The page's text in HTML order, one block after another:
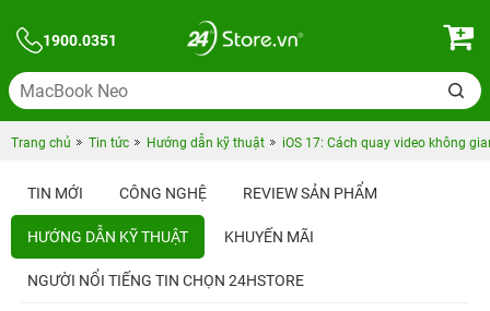
1900.0351
Trang chủ Tin tức Hướng dẫn kỹ thuật iOS 17: Cách quay video không
TIN MỚI CÔNG NGHỆ REVIEW SẢN PHẨM
HƯỚNG DẪN KỸ THUẬT KHUYẾN MÃI
NGƯỜI NỔI TIẾNG TIN CHỌN 24HSTORE